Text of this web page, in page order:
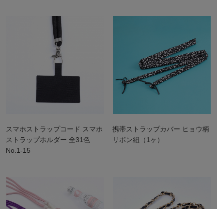
スマホストラップコード スマホ
ストラップホルダー 全31色
No.1-15
携帯ストラップカバー ヒョウ柄
リボン紐（1ヶ）